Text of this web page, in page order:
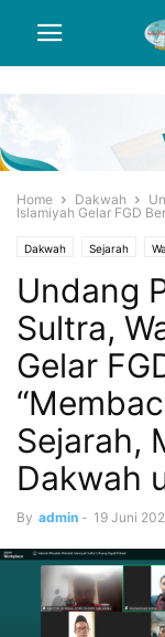
Home Dakwah
Islamiyah Gelar FGD
Dakwah Sejarah
Undang
Sultra,
Gelar
Sejarah,
Dakwah
By admin - 19 Juni